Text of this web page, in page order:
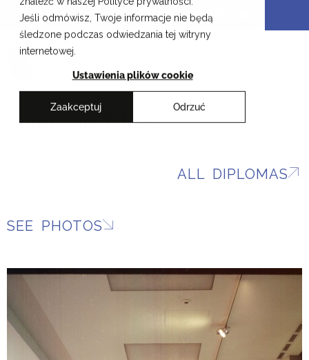
Jeśli odmówisz, Twoje informacje nie będą
śledzone podczas odwiedzania tej witryny
internetowej.
Ustawienia plików cookie
Zaakceptuj Odrzuć
Skip
content
Cracow School of Art & Fashion Design
PL
Katarzyna Włoch
ALL DIPLOMAS
SEE PHOTOS